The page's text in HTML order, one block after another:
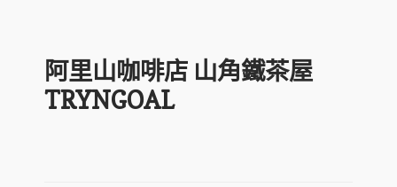
阿里山咖啡店 山角鐵茶屋
TRYNGOAL